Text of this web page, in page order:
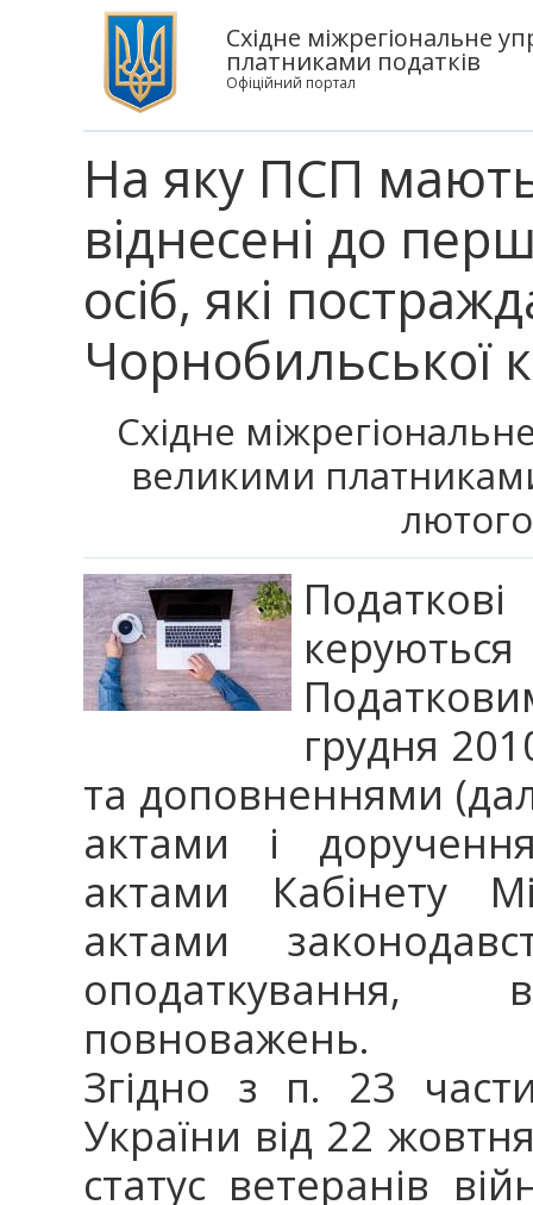
Східне міжрегіональне
платниками податків
Офіційний портал
На яку ПСП
віднесені до
осіб, які
Чорнобильської
Східне
великими
грудня
та доповненнями
актами і
актами Кабінету
актами
повноважень.
Згідно з п. 23
України від 22
статус ветеранів